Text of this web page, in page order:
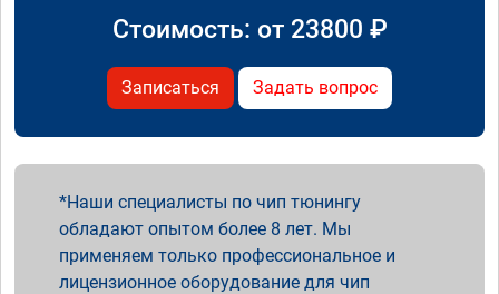
Стоимость: от 23800 ₽
Записаться Задать вопрос
Наши специалисты по чип тюнингу
обладают опытом более 8 лет. Мы
применяем только профессиональное и
лицензионное оборудование для чип